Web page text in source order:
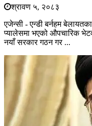
श्रावण ५, २०८३
एजेन्सी - एन्डी बर्नहम
प्यालेसमा भएको औपचारिक
नयाँ सरकार गठन गर ...